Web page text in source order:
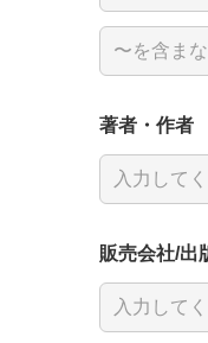
著者・作者
販売会社/出